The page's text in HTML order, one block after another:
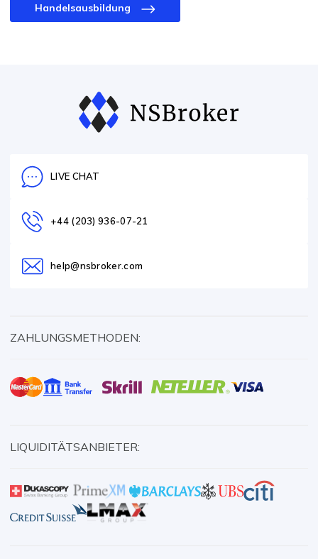
Handelsausbildung
LIVE CHAT
+44 (203) 936-07-21
help@nsbroker.com
ZAHLUNGSMETHODEN:
LIQUIDITÄTSANBIETER: